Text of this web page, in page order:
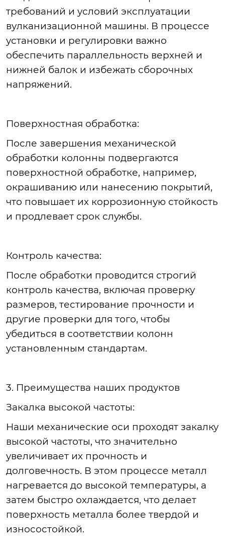
требований и условий эксплуатации
вулканизационной машины. В процессе
установки и регулировки важно
обеспечить параллельность верхней и
нижней балок и избежать сборочных
напряжений.
Поверхностная обработка:
После завершения механической
обработки колонны подвергаются
поверхностной обработке, например,
окрашиванию или нанесению покрытий,
что повышает их коррозионную стойкость
и продлевает срок службы.
Контроль качества:
После обработки проводится строгий
контроль качества, включая проверку
размеров, тестирование прочности и
другие проверки для того, чтобы
убедиться в соответствии колонн
установленным стандартам.
3. Преимущества наших продуктов
Закалка высокой частоты:
Наши механические оси проходят закалку
высокой частоты, что значительно
увеличивает их прочность и
долговечность. В этом процессе металл
нагревается до высокой температуры, а
затем быстро охлаждается, что делает
поверхность металла более твердой и
износостойкой.